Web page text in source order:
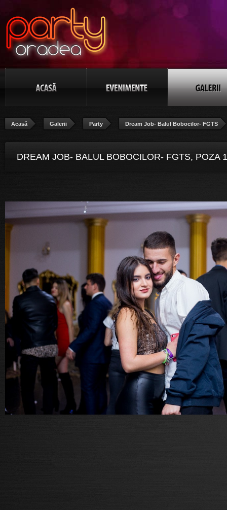
Acasă Galerii Party Dream Job- Balul Bobocilor- FGTS
DREAM JOB- BALUL BOBOCILOR- FGTS, POZA